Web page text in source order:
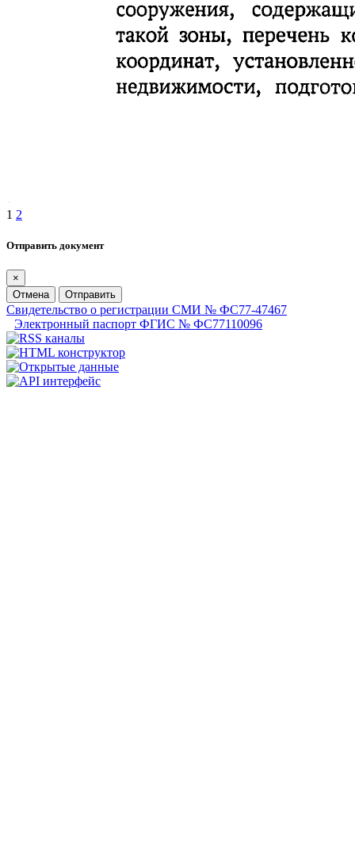
1 2
Отправить документ
×
Отмена
Отправить
Свидетельство о регистрации СМИ № ФС77-47467
Электронный паспорт ФГИС № ФС77110096